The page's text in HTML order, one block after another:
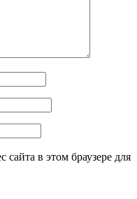
в этом браузере для